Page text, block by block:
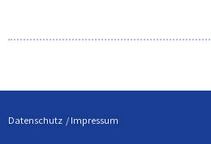
Datenschutz Impressum